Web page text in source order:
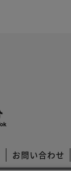
お問い合わせ